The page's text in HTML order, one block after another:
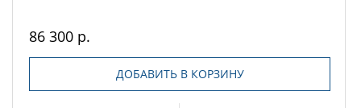
86 300 р.
ДОБАВИТЬ В КОРЗИНУ